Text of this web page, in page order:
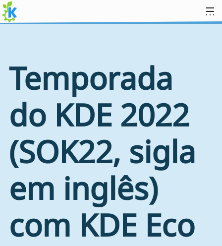
Ir para o conteúdo
Temporada
do KDE 2022
(SOK22, sigla
em inglês)
com KDE Eco